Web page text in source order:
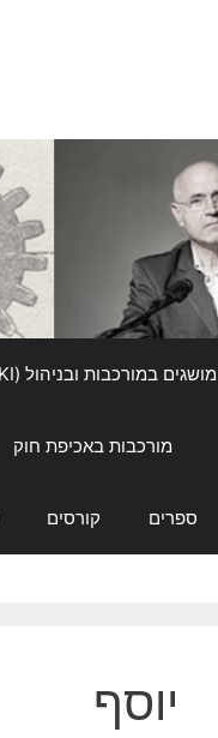
מושגים במורכבות ובניהול (WIKI)
מורכבות באכיפת חוק
ספרים קורסים
יוסף